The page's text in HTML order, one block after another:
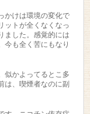
かけは環境の変化で
ットが全くなくなっ
ました。感覚的には
今も全く苦にもなり
似かよってるとこ多
は、喫煙者なのに副